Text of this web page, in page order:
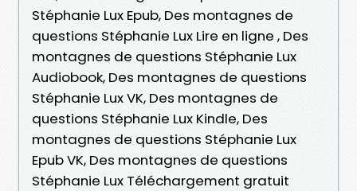
Stéphanie Lux Epub, Des montagnes de
questions Stéphanie Lux Lire en ligne , Des
montagnes de questions Stéphanie Lux
Audiobook, Des montagnes de questions
Stéphanie Lux VK, Des montagnes de
questions Stéphanie Lux Kindle, Des
montagnes de questions Stéphanie Lux
Epub VK, Des montagnes de questions
Stéphanie Lux Téléchargement gratuit